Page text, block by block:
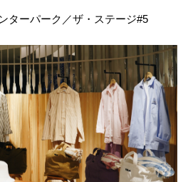
ターパーク／ザ・ステージ#5